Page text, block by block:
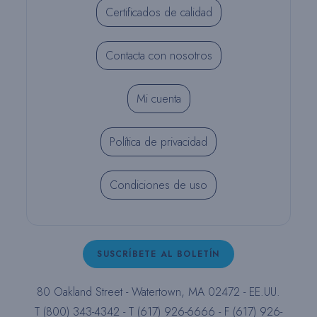
Certificados de calidad
Contacta con nosotros
Mi cuenta
Política de privacidad
Condiciones de uso
SUSCRÍBETE AL BOLETÍN
80 Oakland Street - Watertown, MA 02472 - EE.UU.
T (800) 343-4342 - T (617) 926-6666 - F (617) 926-